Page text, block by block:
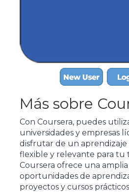
Más sobre
Con Coursera, puedes
universidades y empresas
disfrutar de un aprendizaje
flexible y relevante para tu
Coursera ofrece una
oportunidades de
proyectos y cursos